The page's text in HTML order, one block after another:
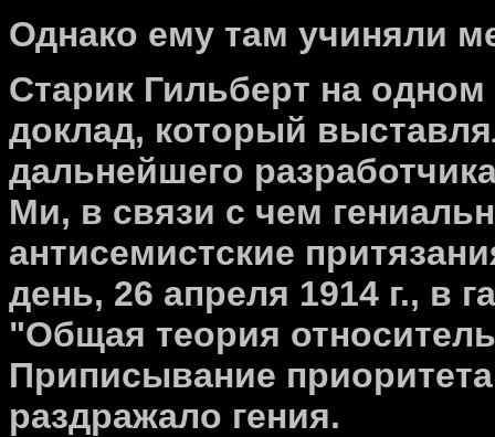
Однако ему там учиняли
Старик Гильберт на
доклад, который
дальнейшего
Ми, в связи с чем
антисемистские
день, 26 апреля 1914 г., в
"Общая теория
Приписывание
раздражало гения.